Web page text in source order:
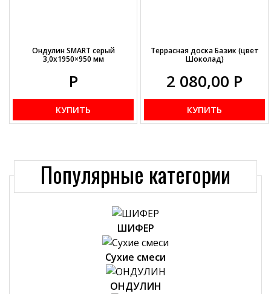
Ондулин SMART серый
3,0х1950×950 мм
Р
КУПИТЬ
Террасная доска Базик (цвет
Шоколад)
2 080,00 Р
КУПИТЬ
Популярные категории
ШИФЕР
Сухие смеси
ОНДУЛИН